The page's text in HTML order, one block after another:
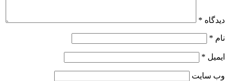
دیدگاه *
نام *
ایمیل *
وب‌ سایت